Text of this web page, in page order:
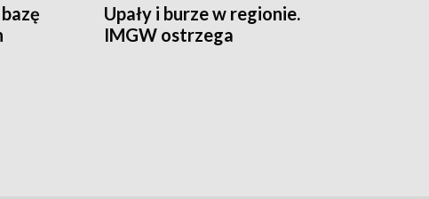
Upały i burze w regionie.
IMGW ostrzega